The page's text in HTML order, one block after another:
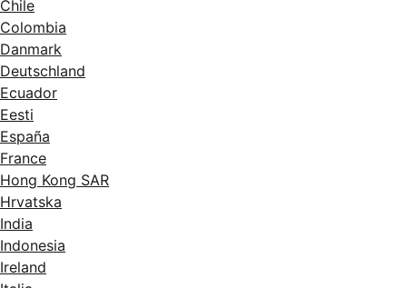
Chile
Colombia
Danmark
Deutschland
Ecuador
Eesti
España
France
Hong Kong SAR
Hrvatska
India
Indonesia
Ireland